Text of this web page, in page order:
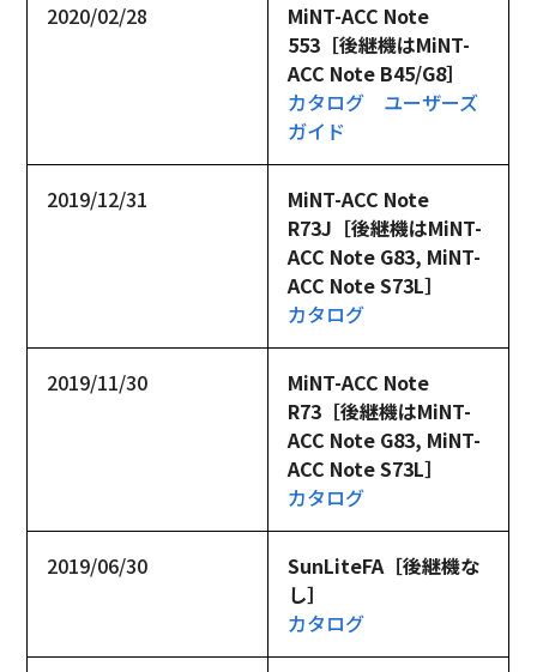
2020/02/28
MiNT-ACC Note
553［後継機はMiNT-
ACC Note B45/G8］
カタログ
ユーザーズ
ガイド
2019/12/31
MiNT-ACC Note
R73J［後継機はMiNT-
ACC Note G83, MiNT-
ACC Note S73L］
カタログ
2019/11/30
MiNT-ACC Note
R73［後継機はMiNT-
ACC Note G83, MiNT-
ACC Note S73L］
カタログ
2019/06/30
SunLiteFA［後継機な
し］
カタログ